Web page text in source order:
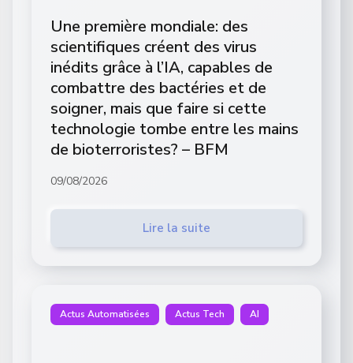
Une première mondiale: des
scientifiques créent des virus
inédits grâce à l’IA, capables de
combattre des bactéries et de
soigner, mais que faire si cette
technologie tombe entre les mains
de bioterroristes? – BFM
09/08/2026
Lire la suite
Actus Automatisées Actus Tech AI